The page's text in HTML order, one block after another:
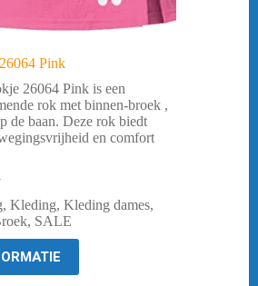
Pink
26064 Pink is een
rok met binnen-broek ,
de baan. Deze rok biedt
en comfort
, Kleding, Kleding dames,
, SALE